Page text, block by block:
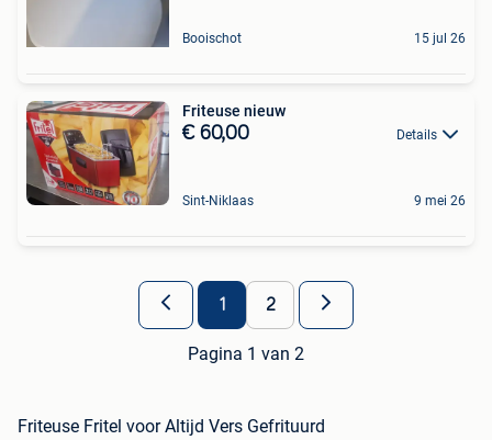
Booischot 15 jul 26
Friteuse nieuw
€ 60,00 Details
Sint-Niklaas 9 mei 26
1 2
Pagina 1 van 2
Friteuse Fritel voor Altijd Vers Gefrituurd